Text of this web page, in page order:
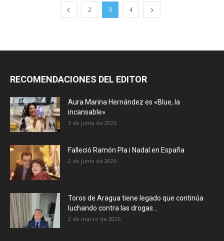
2 3 4
RECOMENDACIONES DEL EDITOR
Aura Marina Hernández es «Blue, la
incansable»
3 de junio de 2026
Falleció Ramón Pla i Nadal en España
2 de junio de 2026
Toros de Aragua tiene legado que continúa
luchando contra las drogas...
2 de marzo de 2026